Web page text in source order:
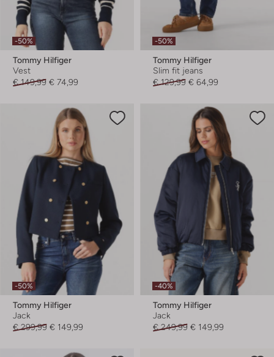
-50%
Tommy Hilfiger
Vest
€ 149,99 € 74,99
-50%
Tommy Hilfiger
Slim fit jeans
€ 129,99 € 64,99
-50%
Tommy Hilfiger
Jack
€ 299,99 € 149,99
-40%
Tommy Hilfiger
Jack
€ 249,99 € 149,99